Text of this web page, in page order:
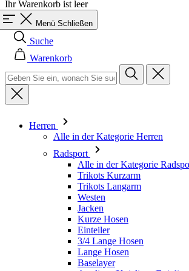
Warenkorb
Herren
Alle in der Kategorie Herren
Trikots Langarm
Westen
Jacken
Kurze Hosen
Einteiler
3/4 Lange Hosen
Lange Hosen
Baselayer
Armlinge/Knielinge/Beinlinge
Caps & Mützen
Handschuhe
Socken
Andere